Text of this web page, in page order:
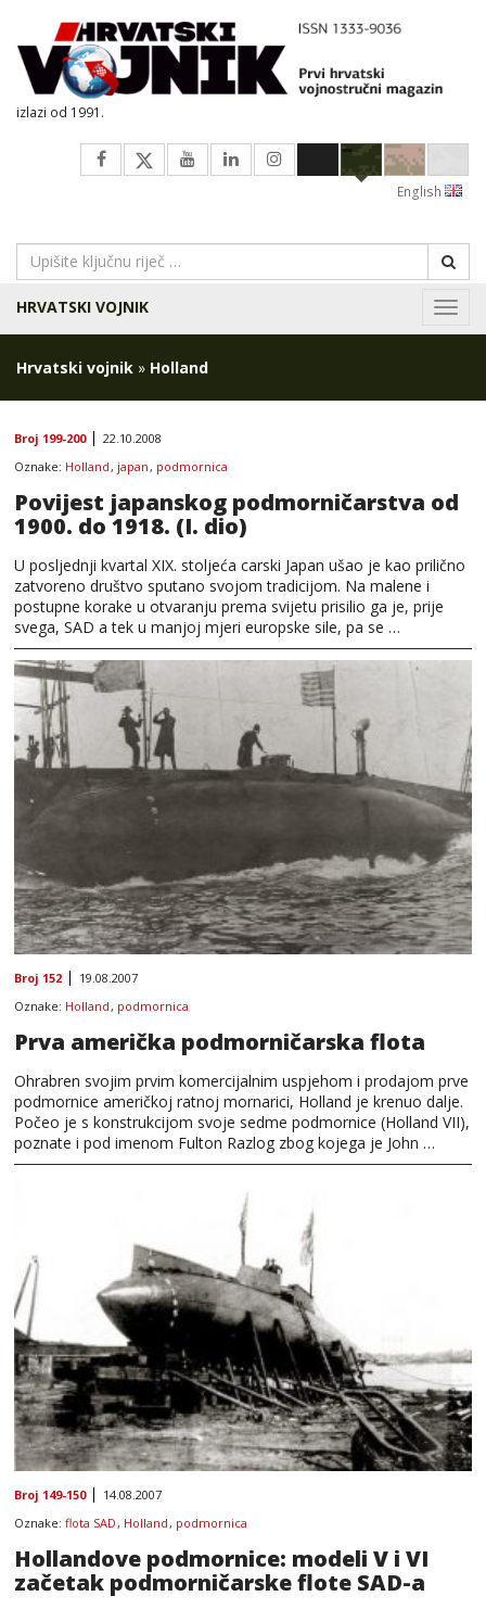
izlazi od 1991.
English
HRVATSKI VOJNIK
Hrvatski vojnik » Holland
Broj 199-200
22.10.2008
Oznake: Holland , japan , podmornica
Povijest japanskog podmorničarstva od
1900. do 1918. (I. dio)
U posljednji kvartal XIX. stoljeća carski Japan ušao je kao prilično
zatvoreno društvo sputano svojom tradicijom. Na malene i
postupne korake u otvaranju prema svijetu prisilio ga je, prije
svega, SAD a tek u manjoj mjeri europske sile, pa se …
Broj 152
19.08.2007
Oznake: Holland, podmornica
Prva američka podmorničarska flota
Ohrabren svojim prvim komercijalnim uspjehom i prodajom prve
podmornice američkoj ratnoj mornarici, Holland je krenuo dalje.
Počeo je s konstrukcijom svoje sedme podmornice (Holland VII),
poznate i pod imenom Fulton Razlog zbog kojega je John …
Broj 149-150
14.08.2007
Oznake: flota SAD , Holland , podmornica
Hollandove podmornice: modeli V i VI
začetak podmorničarske flote SAD-a